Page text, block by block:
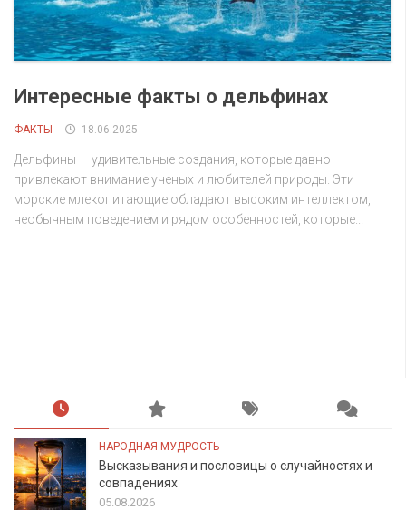
Интересные факты о дельфинах
ФАКТЫ 18.06.2025
Дельфины — удивительные создания, которые давно
привлекают внимание ученых и любителей природы. Эти
морские млекопитающие обладают высоким интеллектом,
необычным поведением и рядом особенностей, которые...
НАРОДНАЯ МУДРОСТЬ
Высказывания и пословицы о случайностях и
совпадениях
05.08.2026